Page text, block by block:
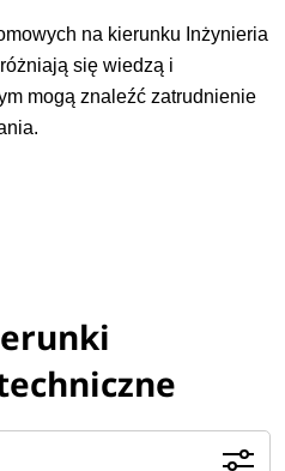
na kierunku Inżynieria
się wiedzą i
mogą znaleźć zatrudnienie